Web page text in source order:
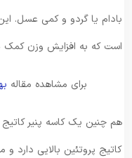
بادام یا گردو و کمی عسل.
است که به افزایش وزن کمک
برای مشاهده مقاله
هم چنین یک کاسه پنیر کاتیج
کاتیج پروتئین بالایی دارد